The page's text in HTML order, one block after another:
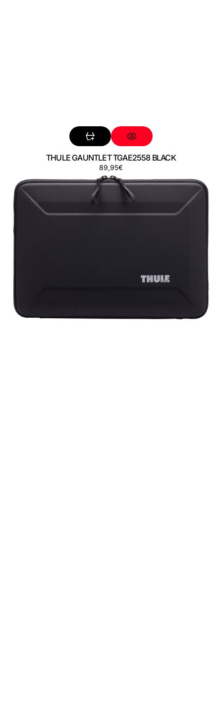
THULE GAUNTLET TGAE2558 BLACK
Precio
regular
89,95€
GAUNTLET
TGSE2557
BLACK